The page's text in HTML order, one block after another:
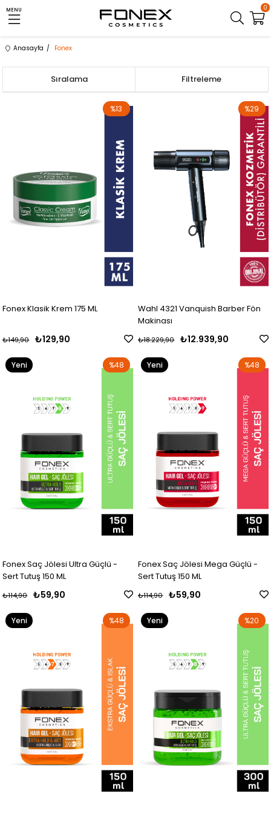
MENU 0
Anasayfa Fonex
Filtreleme
Sıralama
Fonex Klasik Krem 175 ML
₺129,90
₺149,90
%13
Wahl 4321 Vanquish Barber Fön
Makinası
₺12.939,90
₺18.229,90
%29
Fonex Saç Jölesi Ultra Güçlü -
Sert Tutuş 150 ML
₺59,90
₺114,90
%48
Yeni
Fonex Saç Jölesi Mega Güçlü -
Sert Tutuş 150 ML
₺59,90
₺114,90
%48
Yeni
%48
Yeni
%20
Yeni